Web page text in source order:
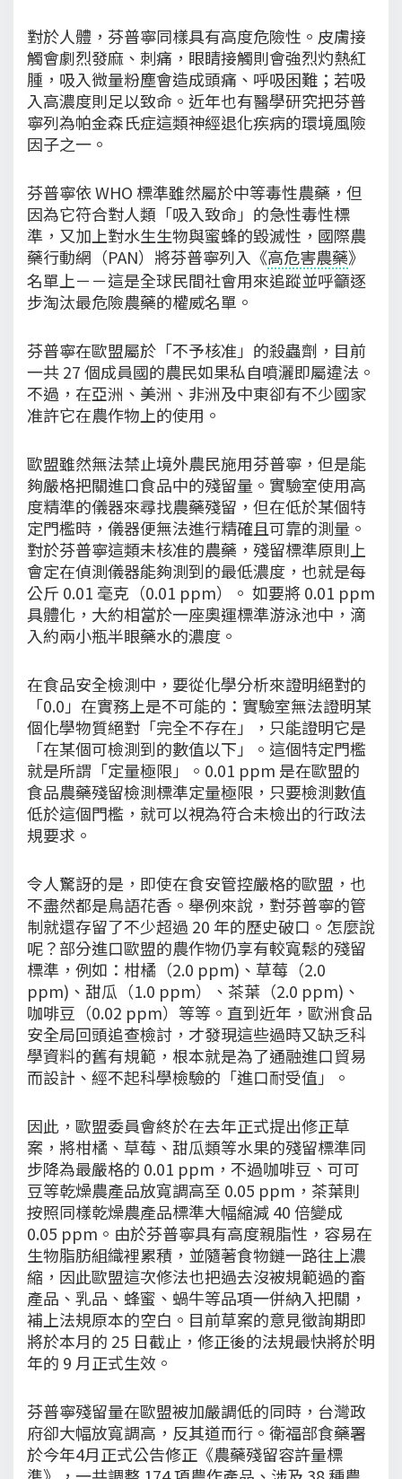
對於人體，芬普寧同樣具有高度危險性。皮膚接
觸會劇烈發麻、刺痛，眼睛接觸則會強烈灼熱紅
腫，吸入微量粉塵會造成頭痛、呼吸困難；若吸
入高濃度則足以致命。近年也有醫學研究把芬普
寧列為帕金森氏症這類神經退化疾病的環境風險
因子之一。
芬普寧依 WHO 標準雖然屬於中等毒性農藥，但
因為它符合對人類「吸入致命」的急性毒性標
準，又加上對水生生物與蜜蜂的毀滅性，國際農
藥行動網（PAN）將芬普寧列入《高危害農藥》
名單上－－這是全球民間社會用來追蹤並呼籲逐
步淘汰最危險農藥的權威名單。
芬普寧在歐盟屬於「不予核准」的殺蟲劑，目前
一共 27 個成員國的農民如果私自噴灑即屬違法。
不過，在亞洲、美洲、非洲及中東卻有不少國家
准許它在農作物上的使用。
歐盟雖然無法禁止境外農民施用芬普寧，但是能
夠嚴格把關進口食品中的殘留量。實驗室使用高
度精準的儀器來尋找農藥殘留，但在低於某個特
定門檻時，儀器便無法進行精確且可靠的測量。
對於芬普寧這類未核准的農藥，殘留標準原則上
會定在偵測儀器能夠測到的最低濃度，也就是每
公斤 0.01 毫克（0.01 ppm）。 如要將 0.01 ppm
具體化，大約相當於一座奧運標準游泳池中，滴
入約兩小瓶半眼藥水的濃度。
在食品安全檢測中，要從化學分析來證明絕對的
「0.0」在實務上是不可能的：實驗室無法證明某
個化學物質絕對「完全不存在」，只能證明它是
「在某個可檢測到的數值以下」。這個特定門檻
就是所謂「定量極限」。0.01 ppm 是在歐盟的
食品農藥殘留檢測標準定量極限，只要檢測數值
低於這個門檻，就可以視為符合未檢出的行政法
規要求。
令人驚訝的是，即使在食安管控嚴格的歐盟，也
不盡然都是鳥語花香。舉例來說，對芬普寧的管
制就還存留了不少超過 20 年的歷史破口。怎麼說
呢？部分進口歐盟的農作物仍享有較寬鬆的殘留
標準，例如：柑橘（2.0 ppm)、草莓（2.0
ppm)、甜瓜（1.0 ppm）、茶葉（2.0 ppm)、
咖啡豆（0.02 ppm）等等。直到近年，歐洲食品
安全局回頭追查檢討，才發現這些過時又缺乏科
學資料的舊有規範，根本就是為了通融進口貿易
而設計、經不起科學檢驗的「進口耐受值」。
因此，歐盟委員會終於在去年正式提出修正草
案，將柑橘、草莓、甜瓜類等水果的殘留標準同
步降為最嚴格的 0.01 ppm，不過咖啡豆、可可
豆等乾燥農產品放寬調高至 0.05 ppm，茶葉則
按照同樣乾燥農產品標準大幅縮減 40 倍變成
0.05 ppm。由於芬普寧具有高度親脂性，容易在
生物脂肪組織裡累積，並隨著食物鏈一路往上濃
縮，因此歐盟這次修法也把過去沒被規範過的畜
產品、乳品、蜂蜜、蝸牛等品項一併納入把關，
補上法規原本的空白。目前草案的意見徵詢期即
將於本月的 25 日截止，修正後的法規最快將於明
年的 9 月正式生效。
芬普寧殘留量在歐盟被加嚴調低的同時，台灣政
府卻大幅放寬調高，反其道而行。衛福部食藥署
於今年4月正式公告修正《農藥殘留容許量標